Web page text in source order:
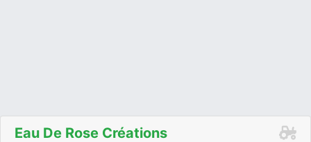
Eau De Rose Créations